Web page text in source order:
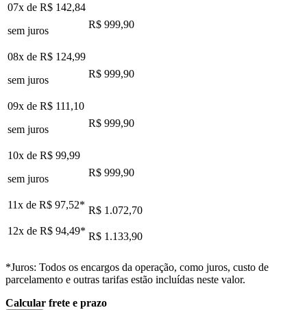
07x de R$ 142,84
sem juros
R$ 999,90
08x de R$ 124,99
sem juros
R$ 999,90
09x de R$ 111,10
sem juros
R$ 999,90
10x de R$ 99,99
sem juros
R$ 999,90
11x de R$ 97,52* R$ 1.072,70
12x de R$ 94,49* R$ 1.133,90
*Juros: Todos os encargos da operação, como juros, custo de
parcelamento e outras tarifas estão incluídas neste valor.
Calcular frete e prazo